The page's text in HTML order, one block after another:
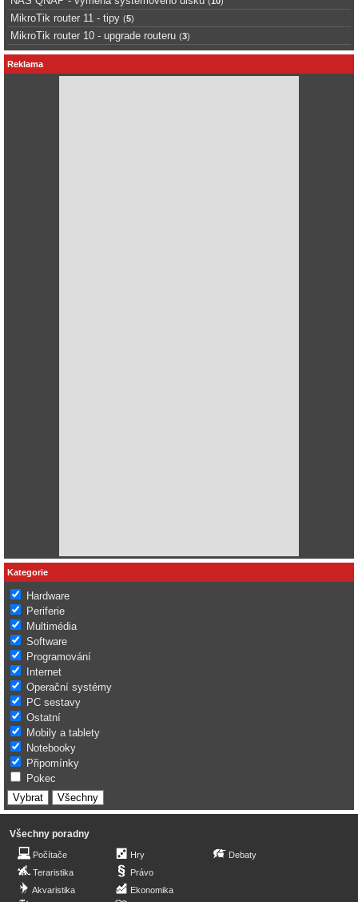
MikroTik router 11 - tipy (5)
MikroTik router 10 - upgrade routeru (3)
Reklama
Kategorie
Hardware
Periferie
Multimédia
Software
Programování
Internet
Operační systémy
PC sestavy
Ostatní
Mobily a tablety
Notebooky
Připomínky
Pokec
Všechny poradny
Počítače
Teraristika
Akvaristika
Hry
Právo
Ekonomika
Debaty